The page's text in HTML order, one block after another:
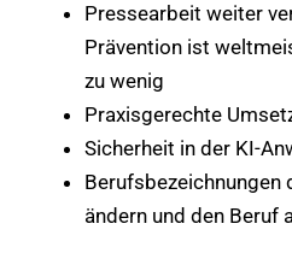
Pressearbeit weiter
Prävention ist
zu wenig
Praxisgerechte
Sicherheit in der KI-
Berufsbezeichnungen
ändern und den Beruf